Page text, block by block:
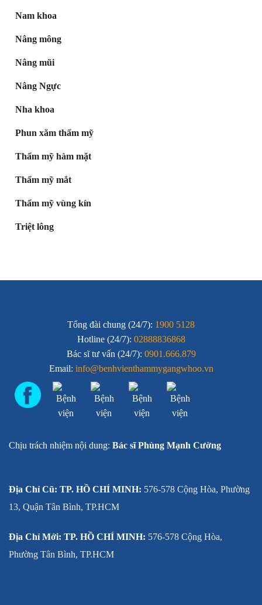
Nam khoa
Nâng mông
Nâng mũi
Nâng Ngực
Nha khoa
Phun xăm thẩm mỹ
Thẩm mỹ hàm mặt
Thẩm mỹ mắt
Thẩm mỹ vùng kín
Triệt lông
Tổng đài chung (24/7): 1900 5128
Hotline (24/7): 02888836868
Bác sĩ tư vấn (24/7): 0901.666.879
Email: info@benhvienthammygangwhoo.vn
Chịu trách nhiệm nội dung: Bác sĩ Phùng Mạnh Cường
Địa Chỉ Cũ: TP. HỒ CHÍ MINH: 576-578 Cộng Hòa, Phường
13, Quận Tân Bình, TP.HCM
Địa Chỉ Mới: TP. HỒ CHÍ MINH: 576-578 Cộng Hòa,
Phường Tân Bình, TP.HCM